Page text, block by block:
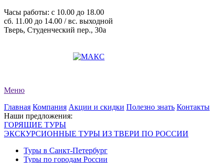
Часы работы: c 10.00 до 18.00
сб. 11.00 до 14.00 / вс. выходной
Тверь, Студенческий пер., 30а
Меню
Главная Компания Акции и скидки Полезно знать Контакты
Наши предложения:
ГОРЯЩИЕ ТУРЫ
ЭКСКУРСИОННЫЕ ТУРЫ ИЗ ТВЕРИ ПО РОССИИ
Туры в Санкт-Петербург
Туры по городам России